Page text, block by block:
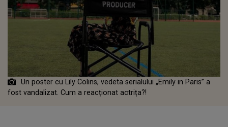
Un poster cu Lily Colins, vedeta serialului „Emily in Paris” a
fost vandalizat. Cum a reacționat actrița?!